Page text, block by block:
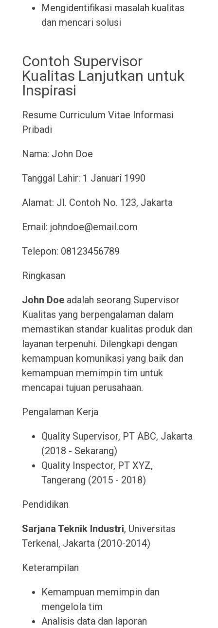
Mengidentifikasi masalah kualitas
dan mencari solusi
Contoh Supervisor
Kualitas Lanjutkan untuk
Inspirasi
Resume Curriculum Vitae Informasi
Pribadi
Nama: John Doe
Tanggal Lahir: 1 Januari 1990
Alamat: Jl. Contoh No. 123, Jakarta
Email: johndoe@email.com
Telepon: 08123456789
Ringkasan
John Doeadalah seorang Supervisor
Kualitas yang berpengalaman dalam
memastikan standar kualitas produk dan
layanan terpenuhi. Dilengkapi dengan
kemampuan komunikasi yang baik dan
kemampuan memimpin tim untuk
mencapai tujuan perusahaan.
Pengalaman Kerja
Quality Supervisor, PT ABC, Jakarta
(2018 - Sekarang)
Quality Inspector, PT XYZ,
Tangerang (2015 - 2018)
Pendidikan
Sarjana Teknik Industri, Universitas
Terkenal, Jakarta (2010-2014)
Keterampilan
Kemampuan memimpin dan
mengelola tim
Analisis data dan laporan